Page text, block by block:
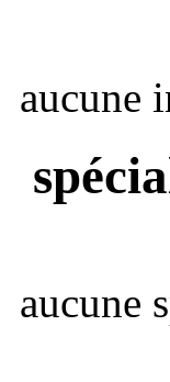
aucune
aucune